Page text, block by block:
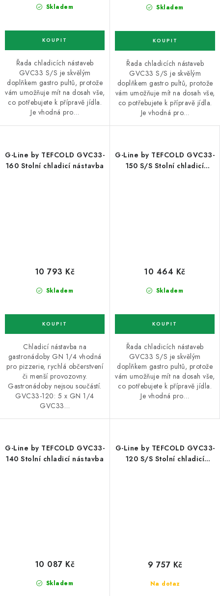
Skladem
Řada chladicích nástaveb
GVC33 S/S je skvělým
doplňkem gastro pultů, protože
vám umožňuje mít na dosah vše,
co potřebujete k přípravě jídla.
Je vhodná pro…
Skladem
Řada chladicích nástaveb
GVC33 S/S je skvělým
doplňkem gastro pultů, protože
vám umožňuje mít na dosah vše,
co potřebujete k přípravě jídla.
Je vhodná pro…
G-Line by TEFCOLD GVC33-
160 Stolní chladicí nástavba
Skladem
10 793 Kč
Chladicí nástavba na
gastronádoby GN 1/4 vhodná
pro pizzerie, rychlá občerstvení
či menší provozovny.
Gastronádoby nejsou součástí.
GVC33-120: 5 x GN 1/4
GVC33…
G-Line by TEFCOLD GVC33-
150 S/S Stolní chladicí
Skladem
10 464 Kč
Řada chladicích nástaveb
GVC33 S/S je skvělým
doplňkem gastro pultů, protože
vám umožňuje mít na dosah vše,
co potřebujete k přípravě jídla.
Je vhodná pro…
G-Line by TEFCOLD GVC33-
140 Stolní chladicí nástavba
Skladem
10 087 Kč
G-Line by TEFCOLD GVC33-
120 S/S Stolní chladicí
Na dotaz
9 757 Kč